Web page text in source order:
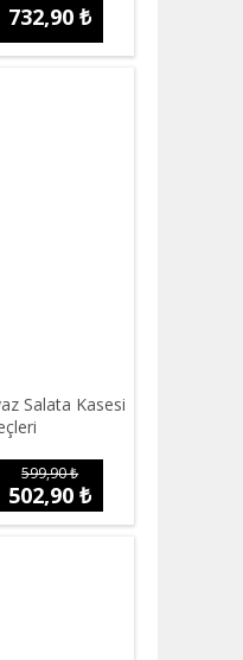
732,90 ₺
Salata Kasesi
599,90 ₺
502,90 ₺